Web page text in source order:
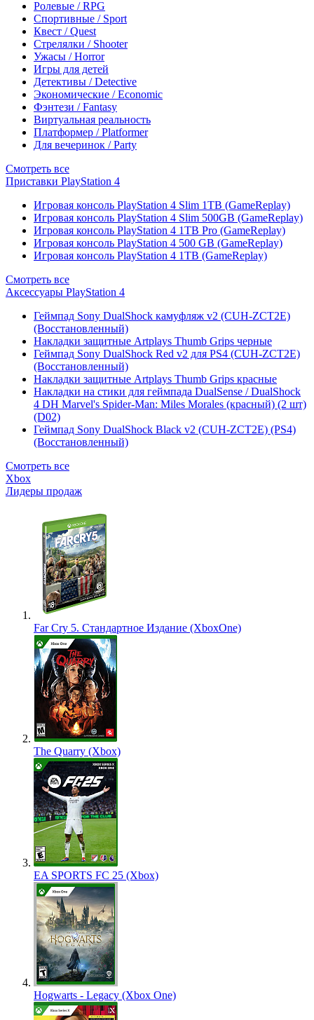
Ролевые / RPG
Спортивные / Sport
Квест / Quest
Стрелялки / Shooter
Ужасы / Horror
Игры для детей
Детективы / Detective
Экономические / Economic
Фэнтези / Fantasy
Виртуальная реальность
Платформер / Platformer
Для вечеринок / Party
Смотреть все
Приставки PlayStation 4
Игровая консоль PlayStation 4 Slim 1TB (GameReplay)
Игровая консоль PlayStation 4 Slim 500GB (GameReplay)
Игровая консоль PlayStation 4 1TB Pro (GameReplay)
Игровая консоль PlayStation 4 500 GB (GameReplay)
Игровая консоль PlayStation 4 1TB (GameReplay)
Смотреть все
Аксессуары PlayStation 4
Геймпад Sony DualShock камуфляж v2 (CUH-ZCT2E)
(Восстановленный)
Накладки защитные Artplays Thumb Grips черные
Геймпад Sony DualShock Red v2 для PS4 (CUH-ZCT2E)
(Восстановленный)
Накладки защитные Artplays Thumb Grips красные
Накладки на стики для геймпада DualSense / DualShock
4 DH Marvel's Spider-Man: Miles Morales (красный) (2 шт)
(D02)
Геймпад Sony DualShock Black v2 (CUH-ZCT2E) (PS4)
(Восстановленный)
Смотреть все
Xbox
Лидеры продаж
Far Cry 5. Стандартное Издание (XboxOne)
The Quarry (Xbox)
EA SPORTS FC 25 (Xbox)
Hogwarts - Legacy (Xbox One)